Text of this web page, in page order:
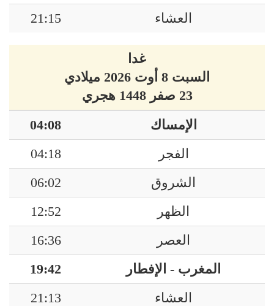
العشاء
21:15
غدا
السبت 8 أوت 2026 ميلادي
23 صفر 1448 هجري
الإمساك
04:08
الفجر
04:18
الشروق
06:02
الظهر
12:52
العصر
16:36
المغرب - الإفطار
19:42
العشاء
21:13